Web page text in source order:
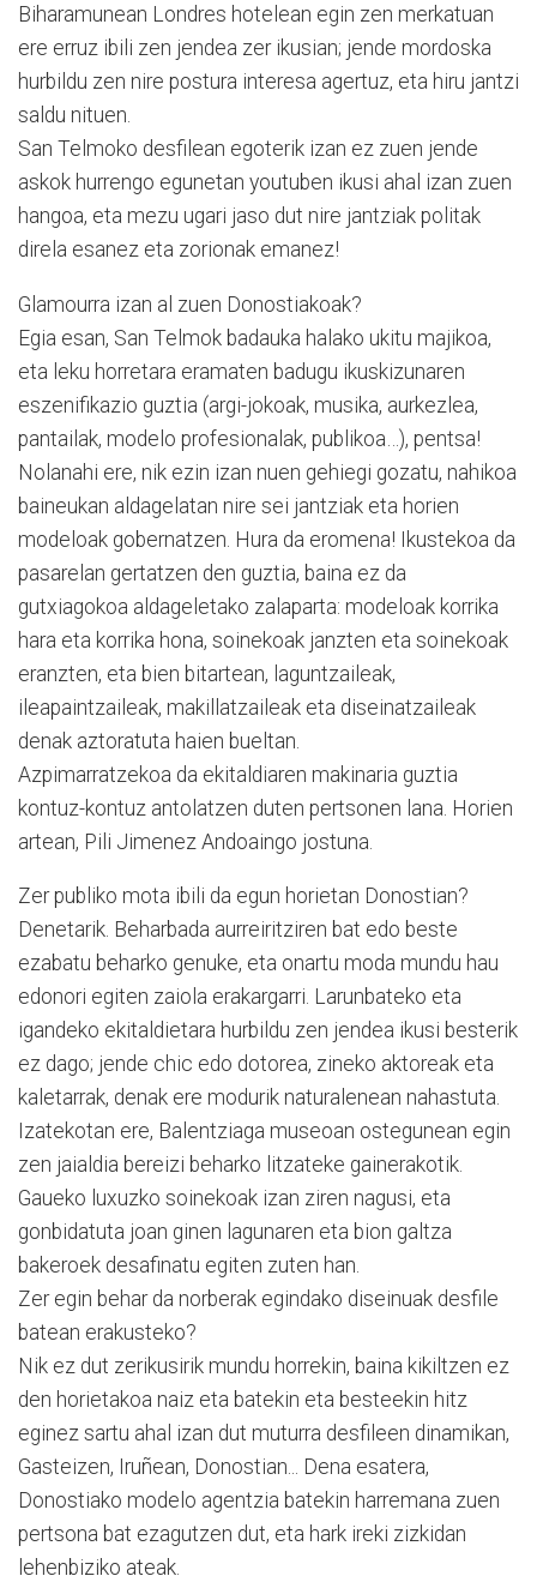
Biharamunean Londres hotelean egin zen merkatuan
ere erruz ibili zen jendea zer ikusian; jende mordoska
hurbildu zen nire postura interesa agertuz, eta hiru jantzi
saldu nituen.
San Telmoko desfilean egoterik izan ez zuen jende
askok hurrengo egunetan youtuben ikusi ahal izan zuen
hangoa, eta mezu ugari jaso dut nire jantziak politak
direla esanez eta zorionak emanez!
Glamourra izan al zuen Donostiakoak?
Egia esan, San Telmok badauka halako ukitu majikoa,
eta leku horretara eramaten badugu ikuskizunaren
eszenifikazio guztia (argi-jokoak, musika, aurkezlea,
pantailak, modelo profesionalak, publikoa…), pentsa!
Nolanahi ere, nik ezin izan nuen gehiegi gozatu, nahikoa
baineukan aldagelatan nire sei jantziak eta horien
modeloak gobernatzen. Hura da eromena! Ikustekoa da
pasarelan gertatzen den guztia, baina ez da
gutxiagokoa aldageletako zalaparta: modeloak korrika
hara eta korrika hona, soinekoak janzten eta soinekoak
eranzten, eta bien bitartean, laguntzaileak,
ileapaintzaileak, makillatzaileak eta diseinatzaileak
denak aztoratuta haien bueltan.
Azpimarratzekoa da ekitaldiaren makinaria guztia
kontuz-kontuz antolatzen duten pertsonen lana. Horien
artean, Pili Jimenez Andoaingo jostuna.
Zer publiko mota ibili da egun horietan Donostian?
Denetarik. Beharbada aurreiritziren bat edo beste
ezabatu beharko genuke, eta onartu moda mundu hau
edonori egiten zaiola erakargarri. Larunbateko eta
igandeko ekitaldietara hurbildu zen jendea ikusi besterik
ez dago; jende chic edo dotorea, zineko aktoreak eta
kaletarrak, denak ere modurik naturalenean nahastuta.
Izatekotan ere, Balentziaga museoan ostegunean egin
zen jaialdia bereizi beharko litzateke gainerakotik.
Gaueko luxuzko soinekoak izan ziren nagusi, eta
gonbidatuta joan ginen lagunaren eta bion galtza
bakeroek desafinatu egiten zuten han.
Zer egin behar da norberak egindako diseinuak desfile
batean erakusteko?
Nik ez dut zerikusirik mundu horrekin, baina kikiltzen ez
den horietakoa naiz eta batekin eta besteekin hitz
eginez sartu ahal izan dut muturra desfileen dinamikan,
Gasteizen, Iruñean, Donostian... Dena esatera,
Donostiako modelo agentzia batekin harremana zuen
pertsona bat ezagutzen dut, eta hark ireki zizkidan
lehenbiziko ateak.